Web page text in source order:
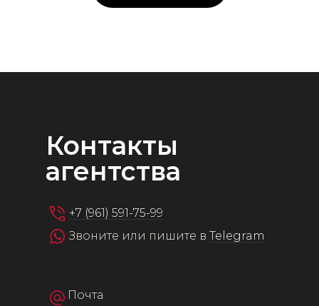
Контакты
агентства
+7 (961) 591-75-99
Звоните или пишите в Telegram
Почта